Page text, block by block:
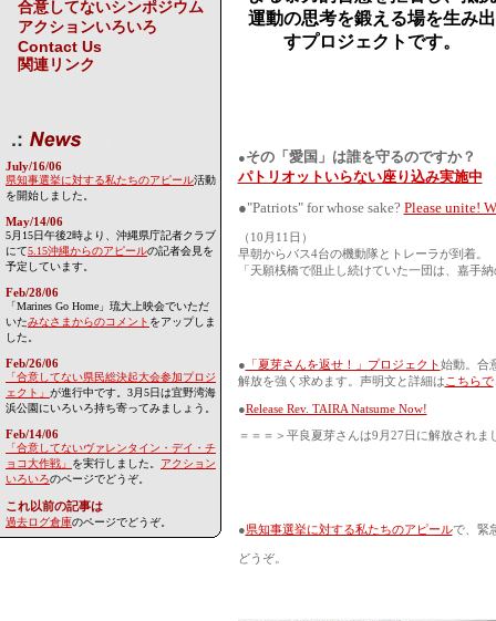
合意してないシンポジウム
アクションいろいろ
Contact Us
関連リンク
July/16/06
県知事選挙に対する私たちのアピール活動
を開始しました。
May/14/06
5月15日午後2時より、沖縄県庁記者クラブ
にて5.15沖縄からのアピールの記者会見を
予定しています。
Feb/28/06
「Marines Go Home」琉大上映会でいただ
いたみなさまからのコメント をアップしま
した。
Feb/26/06
「合意してない県民総決起大会参加プロジ
ェクト」 が進行中です。3月5日は宜野湾海
浜公園にいろいろ持ち寄ってみましょう。
Feb/14/06
「合意してないヴァレンタイン・デイ・チ
ョコ大作戦」 を実行しました。 アクション
いろいろのページでどうぞ。
これ以前の記事は
過去ログ倉庫のページでどうぞ。
運動の思考を鍛える場を生み出
すプロジェクトです。
●その「愛国」は誰を守るのですか？
パトリオットいらない座り込み実施中
●"Patriots" for whose sake? Please unite!
（10月11日）
早朝からバス4台の機動隊とトレーラが到着。
「天願桟橋で阻止し続けていた一団は、嘉手
● 「夏芽さんを返せ！」プロジェクト始動。合
解放を強く求めます。声明文と詳細は こちらで
●Release Rev. TAIRA Natsume Now!
＝＝＝＞平良夏芽さんは9月27日に解放され
●県知事選挙に対する私たちのアピールで、緊
どうぞ。